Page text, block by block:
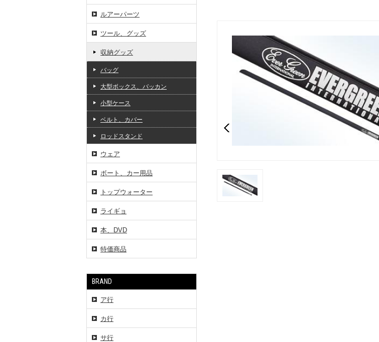
ルアーパーツ
ツール、グッズ
収納グッズ
バッグ
大型ボックス、バッカン
小型ケース
ベルト、カバー
ロッドスタンド
ウェア
ボート、カー用品
トップウォーター
ライギョ
本、DVD
特価商品
BRAND
ア行
カ行
サ行